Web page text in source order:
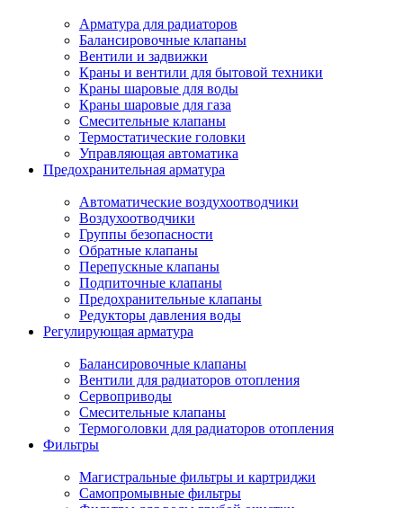
Арматура для радиаторов
Балансировочные клапаны
Вентили и задвижки
Краны и вентили для бытовой техники
Краны шаровые для воды
Краны шаровые для газа
Смесительные клапаны
Термостатические головки
Управляющая автоматика
Предохранительная арматура
Автоматические воздухоотводчики
Воздухоотводчики
Группы безопасности
Обратные клапаны
Перепускные клапаны
Подпиточные клапаны
Предохранительные клапаны
Редукторы давления воды
Регулирующая арматура
Балансировочные клапаны
Вентили для радиаторов отопления
Сервоприводы
Смесительные клапаны
Термоголовки для радиаторов отопления
Фильтры
Магистральные фильтры и картриджи
Самопромывные фильтры